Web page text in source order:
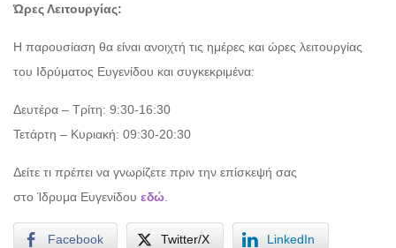
Ώρες Λειτουργίας:
Η παρουσίαση θα είναι ανοιχτή τις ημέρες και ώρες λειτουργίας
του Ιδρύματος Ευγενίδου και συγκεκριμένα:
Δευτέρα – Τρίτη: 9:30-16:30
Τετάρτη – Κυριακή: 09:30-20:30
Δείτε τι πρέπει να γνωρίζετε πριν την επίσκεψή σας
στο Ίδρυμα Ευγενίδου εδώ
Facebook Twitter/X LinkedIn